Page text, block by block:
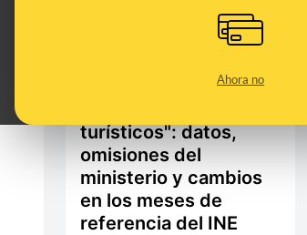
Ahora no
mayor bajada de
turísticos": datos,
omisiones del
ministerio y cambios
en los meses de
referencia del INE